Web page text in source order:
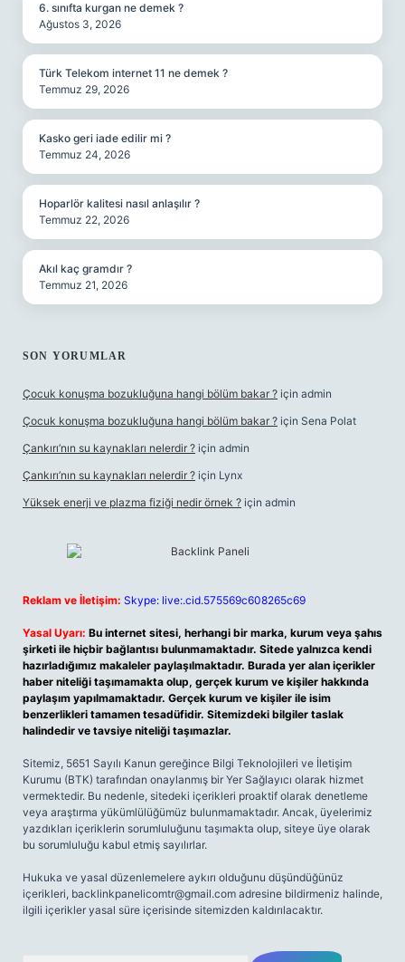
6. sınıfta kurgan ne demek ?
Ağustos 3, 2026
Türk Telekom internet 11 ne demek ?
Temmuz 29, 2026
Kasko geri iade edilir mi ?
Temmuz 24, 2026
Hoparlör kalitesi nasıl anlaşılır ?
Temmuz 22, 2026
Akıl kaç gramdır ?
Temmuz 21, 2026
SON YORUMLAR
Çocuk konuşma bozukluğuna hangi bölüm bakar ? için admin
Çocuk konuşma bozukluğuna hangi bölüm bakar ? için Sena Polat
Çankırı’nın su kaynakları nelerdir ? için admin
Çankırı’nın su kaynakları nelerdir ? için Lynx
Yüksek enerji ve plazma fiziği nedir örnek ? için admin
Reklam ve İletişim: Skype: live:.cid.575569c608265c69
Yasal Uyarı: Bu internet sitesi, herhangi bir marka, kurum veya şahıs
şirketi ile hiçbir bağlantısı bulunmamaktadır. Sitede yalnızca kendi
hazırladığımız makaleler paylaşılmaktadır. Burada yer alan içerikler
haber niteliği taşımamakta olup, gerçek kurum ve kişiler hakkında
paylaşım yapılmamaktadır. Gerçek kurum ve kişiler ile isim
benzerlikleri tamamen tesadüfidir. Sitemizdeki bilgiler taslak
halindedir ve tavsiye niteliği taşımazlar.
Sitemiz, 5651 Sayılı Kanun gereğince Bilgi Teknolojileri ve İletişim
Kurumu (BTK) tarafından onaylanmış bir Yer Sağlayıcı olarak hizmet
vermektedir. Bu nedenle, sitedeki içerikleri proaktif olarak denetleme
veya araştırma yükümlülüğümüz bulunmamaktadır. Ancak, üyelerimiz
yazdıkları içeriklerin sorumluluğunu taşımakta olup, siteye üye olarak
bu sorumluluğu kabul etmiş sayılırlar.
Hukuka ve yasal düzenlemelere aykırı olduğunu düşündüğünüz
içerikleri, backlinkpanelicomtr@gmail.com adresine bildirmeniz halinde,
ilgili içerikler yasal süre içerisinde sitemizden kaldırılacaktır.